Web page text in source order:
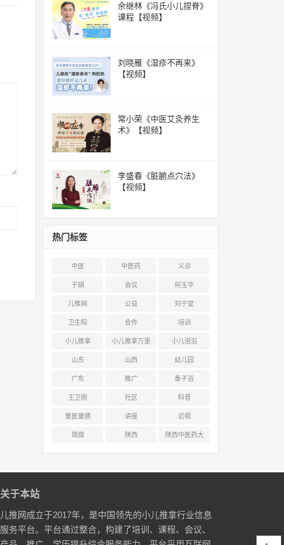
佘继林《冯氏小儿捏脊》
课程【视频】
刘晓雁《湿疹不再来》
【视频】
常小荣《中医艾灸养生
术》【视频】
李盛春《脏腑点穴法》
【视频】
热门标签
中医 中医药 义诊
于娟 会议 何玉华
儿推网 公益 刘宁堂
卫生院 合作 培训
小儿推拿 小儿推拿万里
行
小儿泡浴
山东 山西 幼儿园
广东 推广 泰子浴
王卫刚 社区 科普
童医童德 讲座 近视
锦旗 陕西 陕西中医药大
关于本站
儿推网成立于2017年，是中国领先的小儿推拿行业信息
服务平台。平台通过整合，构建了培训、课程、会议、